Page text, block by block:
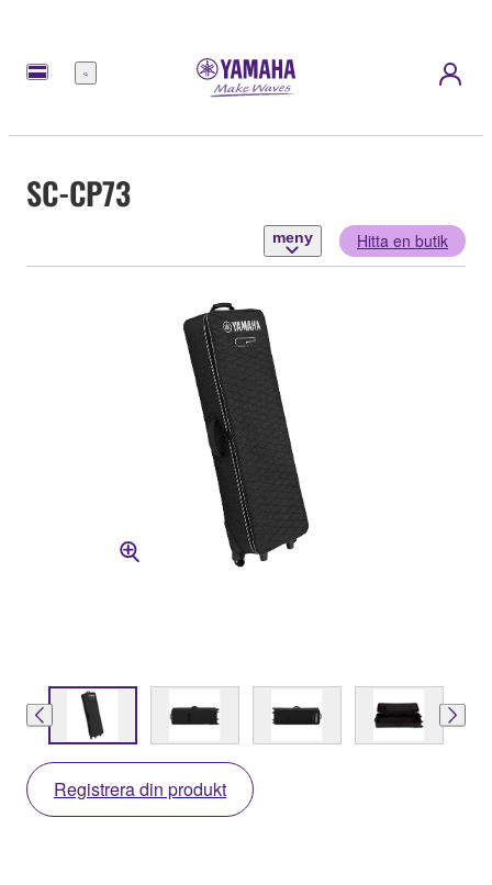
meny
SC-CP73
meny Hitta en butik
Registrera din produkt